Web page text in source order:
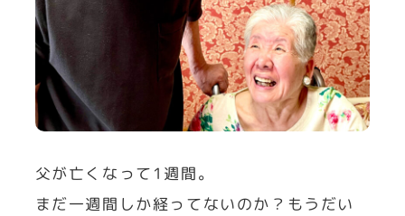
父が亡くなって1週間。
まだ一週間しか経ってないのか？もうだい